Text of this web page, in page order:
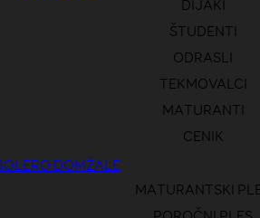
DOMŽALE
DIJAKI
ŠTUDENTI
ODRASLI
TEKMOVALCI
MATURANTI
CENIK
MATURANTSKI